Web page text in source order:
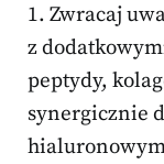
1. Zwracaj
z
peptydy,
synergicznie